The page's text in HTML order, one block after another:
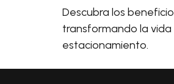
Descubra los
transformando la
estacionamiento.